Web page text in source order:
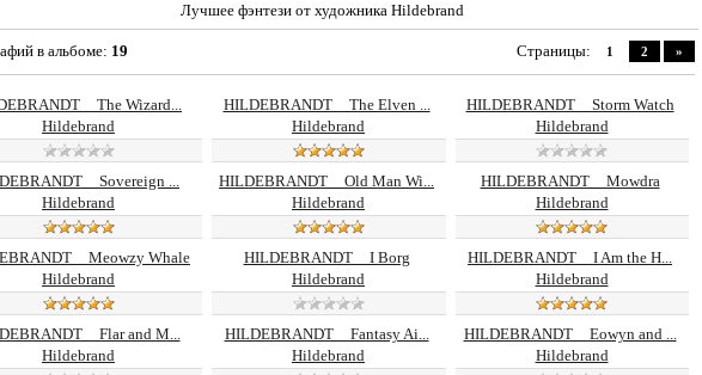
Лучшее фэнтези от художника Hildebrand
в альбоме: 19 Страницы: 1 2 »
Wizard...
Hildebrand
HILDEBRANDT__The Elven ...
Hildebrand
HILDEBRANDT__Storm Watch
Hildebrand
...
Hildebrand
HILDEBRANDT__Old Man Wi...
Hildebrand
HILDEBRANDT__Mowdra
Hildebrand
Whale
Hildebrand
HILDEBRANDT__I Borg
Hildebrand
HILDEBRANDT__I Am the H...
Hildebrand
and M...
Hildebrand
HILDEBRANDT__Fantasy Ai...
Hildebrand
HILDEBRANDT__Eowyn and ...
Hildebrand